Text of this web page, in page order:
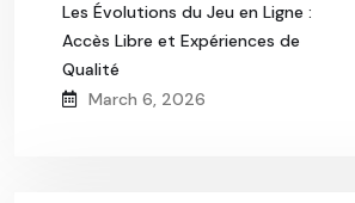
Les Évolutions du Jeu en Ligne :
Accès Libre et Expériences de
Qualité
March 6, 2026